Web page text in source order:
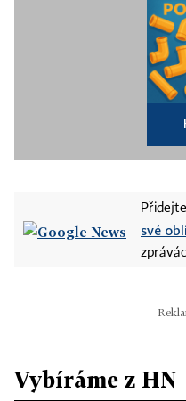
své
Vybíráme z HN